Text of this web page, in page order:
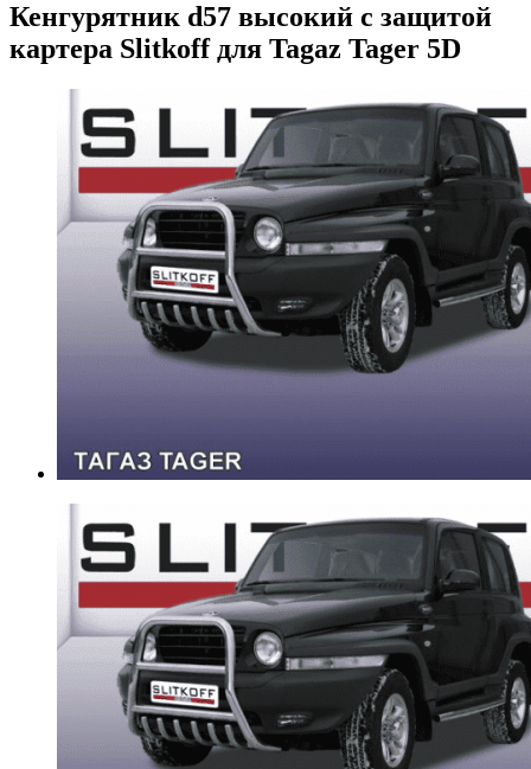
Кенгурятник d57 высокий с защитой
картера Slitkoff для Tagaz Tager 5D